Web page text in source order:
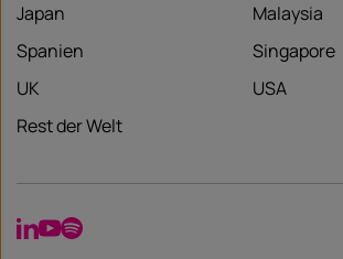
Japan
Malaysia
Spanien
Singapore
UK
USA
Rest der Welt
LinkedIn
YouTube
Spotify